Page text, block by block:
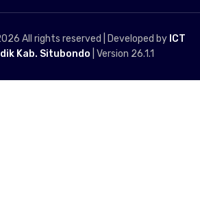
All rights reserved | Developed by ICT
Kab. Situbondo | Version 26.1.1